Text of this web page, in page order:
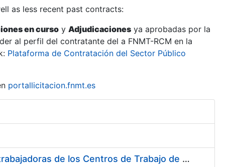
as less recent past contracts:
en curso y Adjudicaciones ya aprobadas por la
al perfil del contratante del a FNMT-RCM en la
Plataforma de Contratación del Sector Público
portallicitacion.fnmt.es
Suministro de Protectores Auditivos a medida para las personas trabajadoras de los Centros de Trabajo de Madrid y Burgos